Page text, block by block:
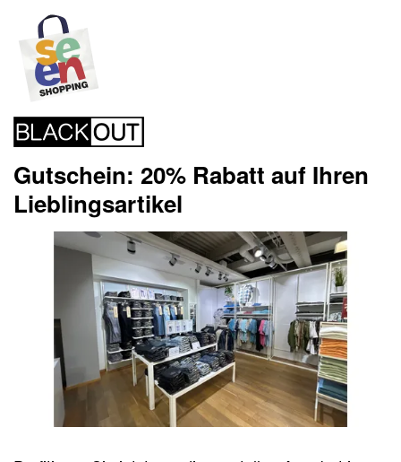
Gutschein: 20% Rabatt auf Ihren
Lieblingsartikel